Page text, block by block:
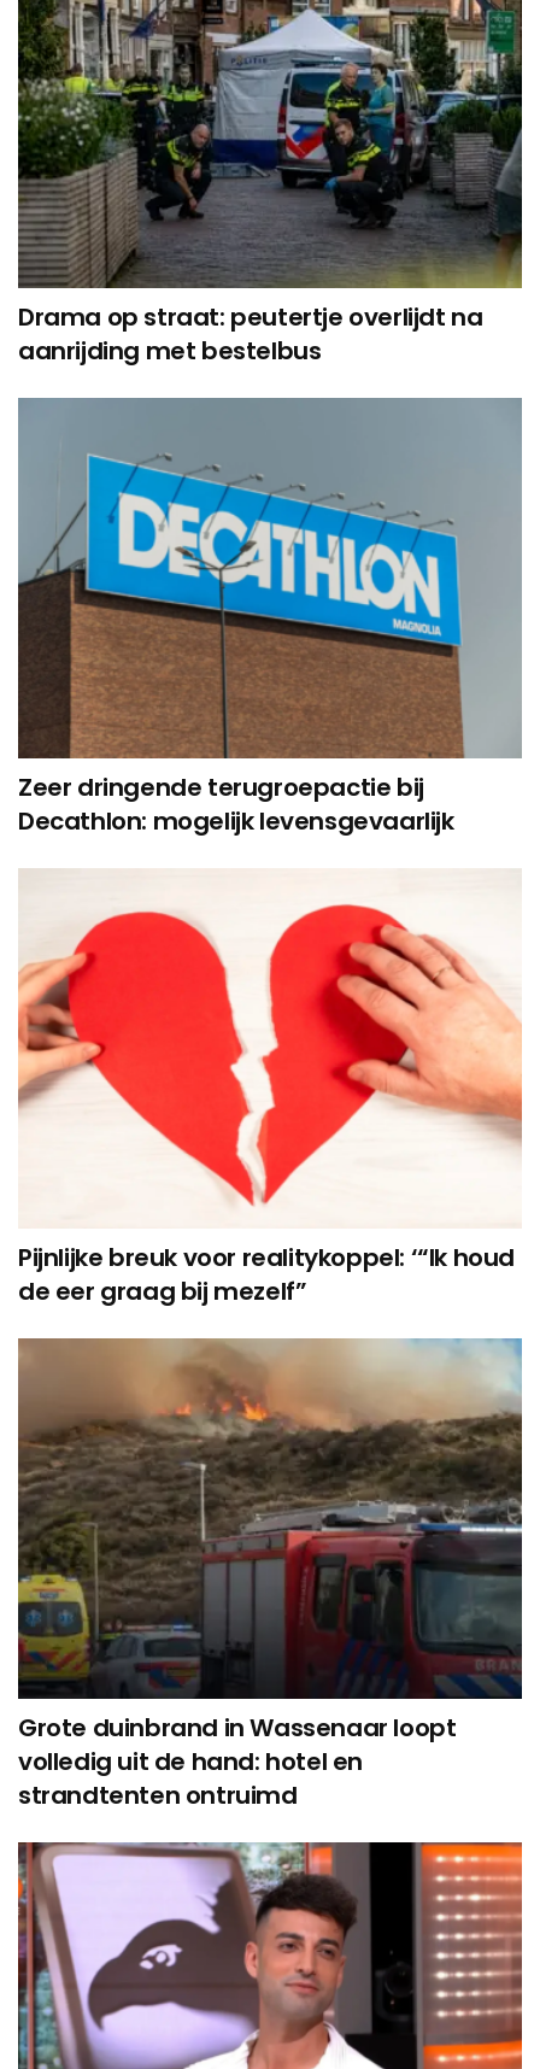
Drama op straat: peutertje overlijdt na
aanrijding met bestelbus
Zeer dringende terugroepactie bij
Decathlon: mogelijk levensgevaarlijk
Pijnlijke breuk voor realitykoppel: ‘“Ik houd
de eer graag bij mezelf”
Grote duinbrand in Wassenaar loopt
volledig uit de hand: hotel en
strandtenten ontruimd